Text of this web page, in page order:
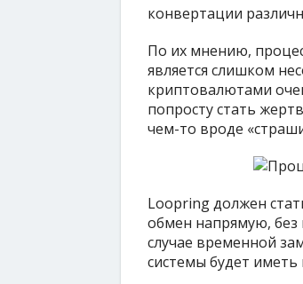
конвертации
По их мнению,
является слишком
криптовалютами
попросту стать
чем-то вроде
Loopring должен
обмен напрямую, без
случае временной
системы будет